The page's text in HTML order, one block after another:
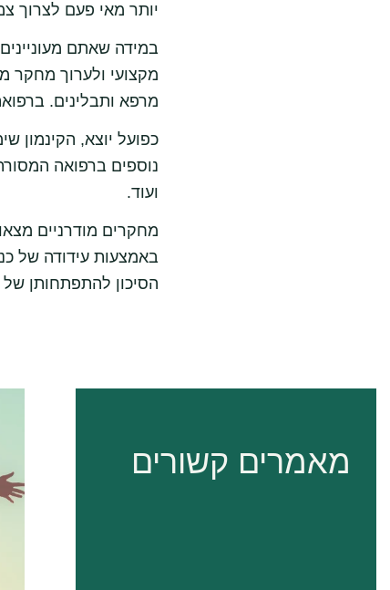
יותר מאי פעם לצרוך
במידה שאתם
מקצועי ולערוך מחקר
מרפא ותבלינים.
כפועל יוצא, הקינמון
נוספים ברפואה
ועוד.
מחקרים מודרניים
באמצעות עידודה של
הסיכון להתפתחותן של
מאמרים קשורים